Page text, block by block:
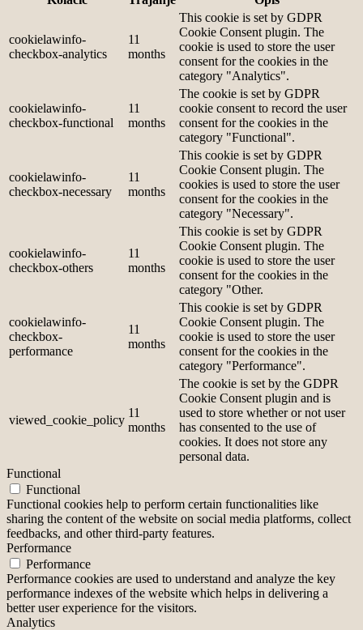
cookielawinfo-
checkbox-analytics
11
months
This cookie is set by GDPR
Cookie Consent plugin. The
cookie is used to store the user
consent for the cookies in the
category "Analytics".
cookielawinfo-
checkbox-functional
11
months
The cookie is set by GDPR
cookie consent to record the user
consent for the cookies in the
category "Functional".
cookielawinfo-
checkbox-necessary
11
months
This cookie is set by GDPR
Cookie Consent plugin. The
cookies is used to store the user
consent for the cookies in the
category "Necessary".
cookielawinfo-
checkbox-others
11
months
This cookie is set by GDPR
Cookie Consent plugin. The
cookie is used to store the user
consent for the cookies in the
category "Other.
cookielawinfo-
checkbox-
performance
11
months
This cookie is set by GDPR
Cookie Consent plugin. The
cookie is used to store the user
consent for the cookies in the
category "Performance".
viewed_cookie_policy
11
months
The cookie is set by the GDPR
Cookie Consent plugin and is
used to store whether or not user
has consented to the use of
cookies. It does not store any
personal data.
Functional
Functional
Functional cookies help to perform certain functionalities like
sharing the content of the website on social media platforms, collect
feedbacks, and other third-party features.
Performance
Performance
Performance cookies are used to understand and analyze the key
performance indexes of the website which helps in delivering a
better user experience for the visitors.
Analytics